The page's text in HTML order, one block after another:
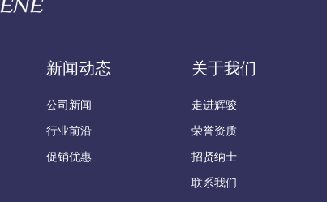
新闻动态
公司新闻
行业前沿
促销优惠
关于我们
走进辉骏
荣誉资质
招贤纳士
联系我们